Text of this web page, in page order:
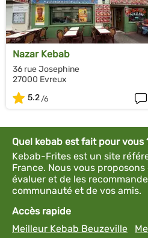
Nazar Kebab
36 rue Josephine
27000 Evreux
5.2
Quel kebab est fait pour vous
Kebab-Frites est un site
France. Nous vous
évaluer et de les
communauté et de vos amis.
Accès rapide
Meilleur Kebab Beuzeville